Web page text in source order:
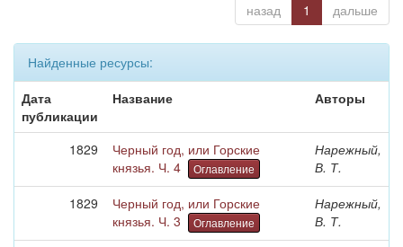
назад 1 дальше
Найденные ресурсы:
Дата
публикации
Название Авторы
1829
Черный год, или Горские
князья. Ч. 4
Оглавление
Нарежный,
В. Т.
1829
Черный год, или Горские
князья. Ч. 3
Оглавление
Нарежный,
В. Т.